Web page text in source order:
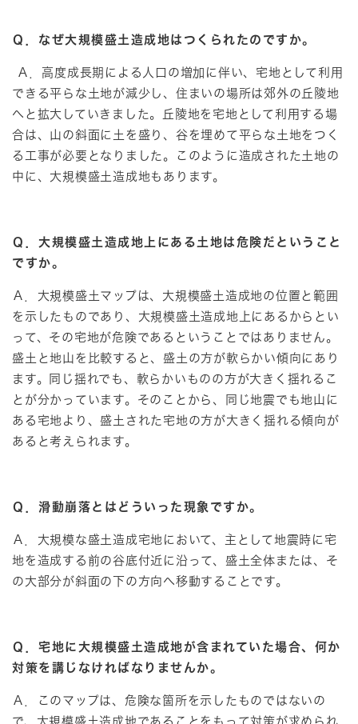
Ｑ．なぜ大規模盛土造成地はつくられたのですか。
Ａ．高度成長期による人口の増加に伴い、宅地として利用
できる平らな土地が減少し、住まいの場所は郊外の丘陵地
へと拡大していきました。丘陵地を宅地として利用する場
合は、山の斜面に土を盛り、谷を埋めて平らな土地をつく
る工事が必要となりました。このように造成された土地の
中に、大規模盛土造成地もあります。
Ｑ．大規模盛土造成地上にある土地は危険だということ
ですか。
Ａ．大規模盛土マップは、大規模盛土造成地の位置と範囲
を示したものであり、大規模盛土造成地上にあるからとい
って、その宅地が危険であるということではありません。
盛土と地山を比較すると、盛土の方が軟らかい傾向にあり
ます。同じ揺れでも、軟らかいものの方が大きく揺れるこ
とが分かっています。そのことから、同じ地震でも地山に
ある宅地より、盛土された宅地の方が大きく揺れる傾向が
あると考えられます。
Ｑ．滑動崩落とはどういった現象ですか。
Ａ．大規模な盛土造成宅地において、主として地震時に宅
地を造成する前の谷底付近に沿って、盛土全体または、そ
の大部分が斜面の下の方向へ移動することです。
Ｑ．宅地に大規模盛土造成地が含まれていた場合、何か
対策を講じなければなりませんか。
Ａ．このマップは、危険な箇所を示したものではないの
で、大規模盛土造成地であることをもって対策が求められ